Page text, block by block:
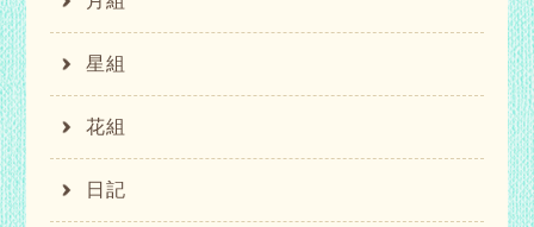
星組
花組
日記